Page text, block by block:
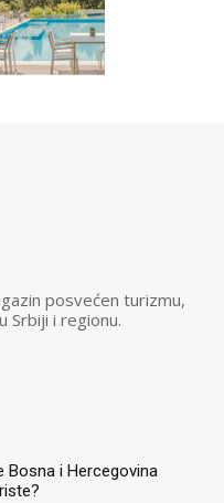
posvećen turizmu,
Srbiji i regionu.
Bosna i Hercegovina